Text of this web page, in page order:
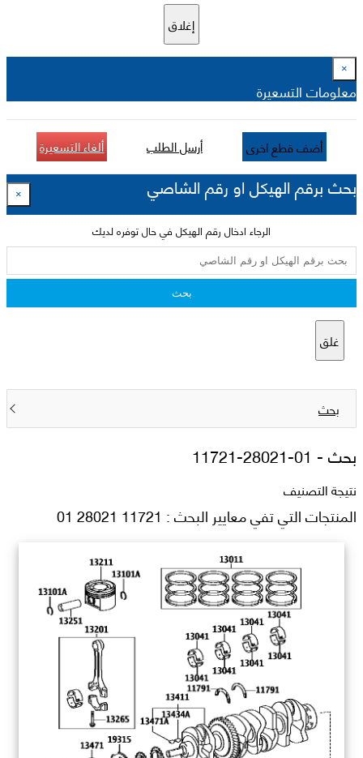
إغلاق
×
معلومات التسعيرة
أضف قطع اخرى أرسل الطلب ألغاء التسعيرة
بحث برقم الهيكل او رقم الشاصي ×
الرجاء ادخال رقم الهيكل في حال توفره لديك
بحث
غلق
بحث
بحث - 11721-28021-01
نتيجة التصنيف
المنتجات التي تفي معايير البحث : 11721 28021 01